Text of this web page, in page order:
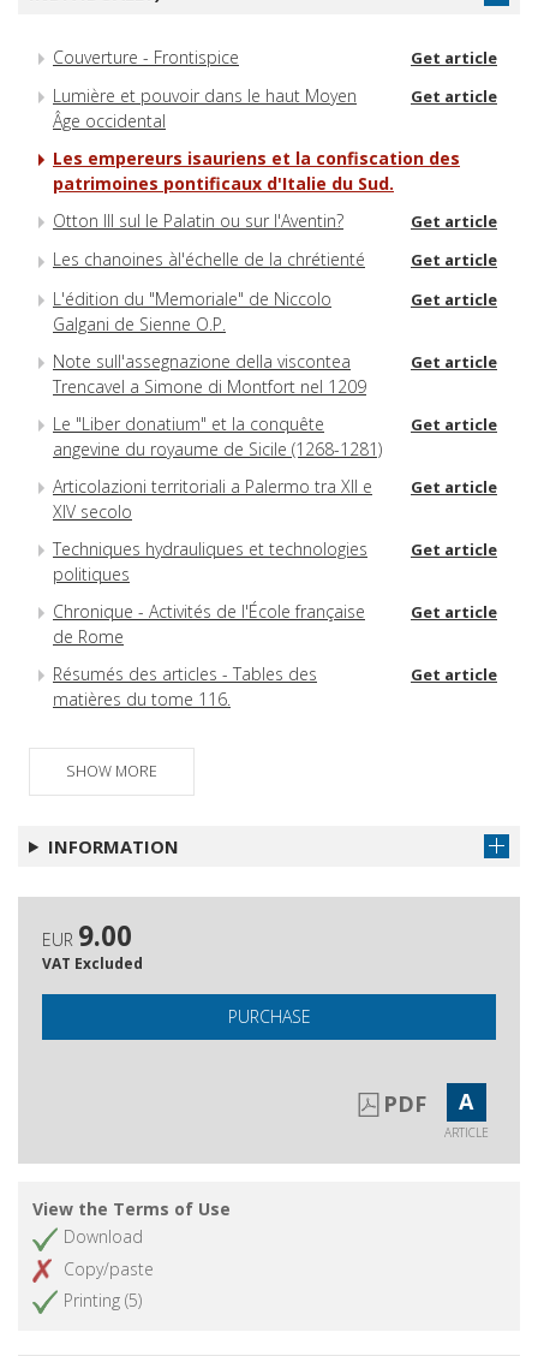
Couverture - Frontispice Get article
Lumière et pouvoir dans le haut Moyen
Âge occidental
Get article
Les empereurs isauriens et la confiscation des
patrimoines pontificaux d'Italie du Sud.
Otton III sul le Palatin ou sur l'Aventin?
Get article
Les chanoines àl'échelle de la chrétienté Get article
L'édition du "Memoriale" de Niccolo
Galgani de Sienne O.P.
Get article
Note sull'assegnazione della viscontea
Trencavel a Simone di Montfort nel 1209
Get article
Le "Liber donatium" et la conquête
angevine du royaume de Sicile (1268-1281)
Get article
Articolazioni territoriali a Palermo tra XII e
XIV secolo
Get article
Techniques hydrauliques et technologies
politiques
Get article
Chronique - Activités de l'École française
de Rome
Get article
Résumés des articles - Tables des
matières du tome 116.
Get article
SHOW MORE
INFORMATION
EUR 9.00
VAT Excluded
PURCHASE
PDF A
ARTICLE
View the Terms of Use
Download
Copy/paste
Printing (5)